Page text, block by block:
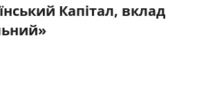
Капітал, вклад